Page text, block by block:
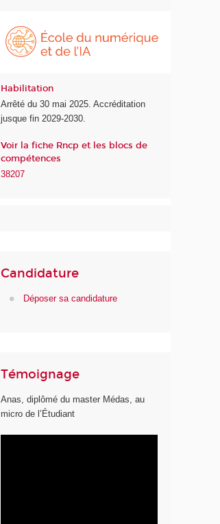
Habilitation
Arrêté du 30 mai 2025. Accréditation
jusque fin 2029-2030.
Voir la fiche Rncp et les blocs de
compétences
38207
Candidature
Déposer sa candidature
Témoignage
Anas, diplômé du master Médas, au
micro de l’Étudiant